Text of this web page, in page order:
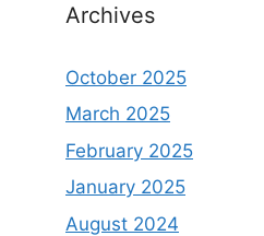
Archives
October 2025
March 2025
February 2025
January 2025
August 2024